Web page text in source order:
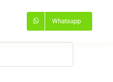
Whatsapp